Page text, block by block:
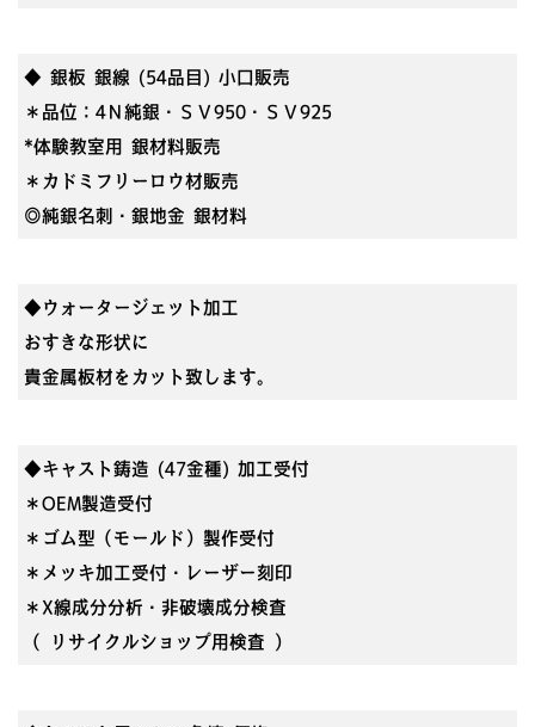
◆ 銀板 銀線 (54品目) 小口販売
＊品位：4Ｎ純銀・ＳＶ950・ＳＶ925
*体験教室用 銀材料販売
＊カドミフリーロウ材販売
◎純銀名刺・銀地金 銀材料
◆ウォータージェット加工
おすきな形状に
貴金属板材をカット致します。
◆キャスト鋳造 (47金種) 加工受付
＊OEM製造受付
＊ゴム型（モールド）製作受付
＊メッキ加工受付・レーザー刻印
＊X線成分分析・非破壊成分検査
（ リサイクルショップ用検査 ）